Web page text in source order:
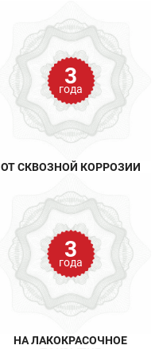
3
года
ОТ СКВОЗНОЙ КОРРОЗИИ
3
года
НА ЛАКОКРАСОЧНОЕ